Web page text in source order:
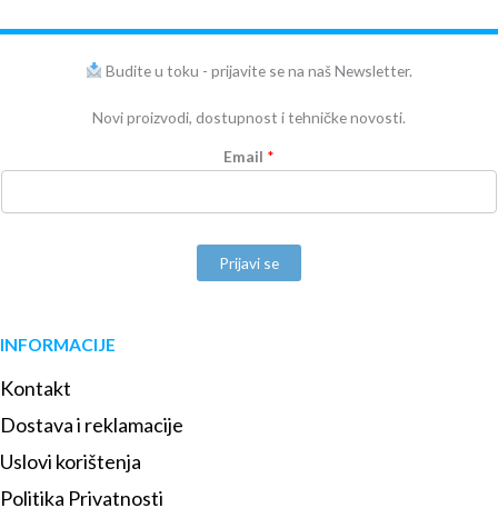
Budite u toku - prijavite se na naš Newsletter.
Novi proizvodi, dostupnost i tehničke novosti.
Email *
Prijavi se
INFORMACIJE
Kontakt
Dostava i reklamacije
Uslovi korištenja
Politika Privatnosti